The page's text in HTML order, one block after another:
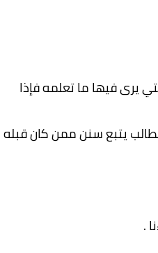
يرى فيها ما تعلمه فإذا
يتبع سنن ممن كان قبله
.